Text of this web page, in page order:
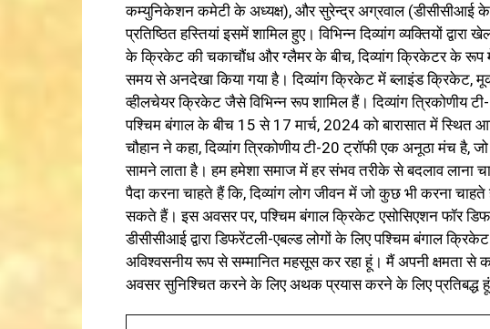
कम्युनिकेशन कमेटी के अध्यक्ष), और सुरेन्द्र अग्रवाल (डीसीसीआई
प्रतिष्ठित हस्तियां इसमें शामिल हुए। विभिन्न दिव्यांग व्यक्तियों
के क्रिकेट की चकाचौंध और ग्लैमर के बीच, दिव्यांग क्रिकेटर के रूप
समय से अनदेखा किया गया है। दिव्यांग क्रिकेट में ब्लाइंड क्रिकेट,
व्हीलचेयर क्रिकेट जैसे विभिन्न रूप शामिल हैं। दिव्यांग त्रिकोणीय
पश्चिम बंगाल के बीच 15 से 17 मार्च, 2024 को बारासात में स्थित
चौहान ने कहा, दिव्यांग त्रिकोणीय टी-20 ट्रॉफी एक अनूठा मंच है,
सामने लाता है। हम हमेशा समाज में हर संभव तरीके से बदलाव
पैदा करना चाहते हैं कि, दिव्यांग लोग जीवन में जो कुछ भी करना
सकते हैं। इस अवसर पर, पश्चिम बंगाल क्रिकेट एसोसिएशन फॉर
डीसीसीआई द्वारा डिफरेंटली-एबल्ड लोगों के लिए पश्चिम बंगाल
अविश्वसनीय रूप से सम्मानित महसूस कर रहा हूं। मैं अपनी क्षमता से
अवसर सुनिश्चित करने के लिए अथक प्रयास करने के लिए प्रतिबद्ध